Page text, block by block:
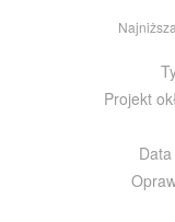
Projekt